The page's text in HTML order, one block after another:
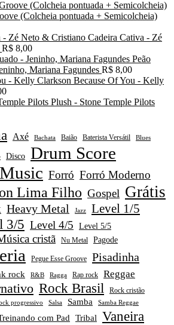
(Colcheia pontuada + Semicolcheia)
Cadeira Cativa - Zé
R$ 8,00
Peão
Mariana Fagundes R$ 8,00
Because Of You - Kelly
Plush - Stone Temple Pilots
Axé Bachata Baião Baterista Versátil Blues
Disco Drum Score
Forró Forró Moderno
Lima Filho Gospel Grátis
Heavy Metal Jazz Level 1/5
3/5 Level 4/5 Level 5/5
cristã Nu Metal Pagode
Pegue Esse Groove Pisadinha
rock R&B Ragga Rap rock Reggae
Rock Brasil Rock cristão
progressivo Salsa Samba Samba Reggae
com Pad Tribal Vaneira